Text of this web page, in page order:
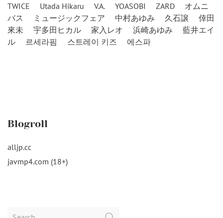
TWICE
Utada Hikaru V.A. YOASOBI ZARD
オムニ
バス
ミュージックフェア 中村あゆみ 久石譲
倖田
來未
宇多田ヒカル 家入レオ 浜崎あゆみ
藍井エイ
ル
르세라핌 스트레이 키즈 에스파
Blogroll
alljp.cc
javmp4.com (18+)
Search